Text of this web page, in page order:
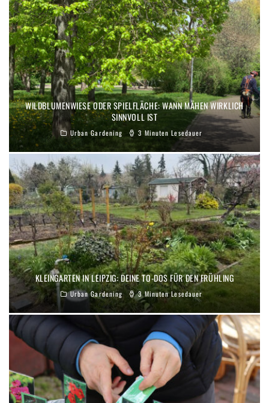
WILDBLUMENWIESE ODER SPIELFLÄCHE: WANN MÄHEN WIRKLICH
SINNVOLL IST
Urban Gardening 3 Minuten Lesedauer
KLEINGARTEN IN LEIPZIG: DEINE TO-DOS FÜR DEN FRÜHLING
Urban Gardening 3 Minuten Lesedauer